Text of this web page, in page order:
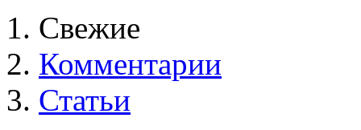
Свежие
Комментарии
Статьи